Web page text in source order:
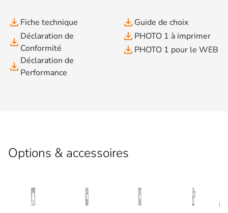
file_download Fiche technique
file_download Déclaration de
Conformité
file_download Déclaration de
Performance
file_download Guide de choix
file_download PHOTO 1 à imprimer
file_download PHOTO 1 pour le WEB
Options & accessoires